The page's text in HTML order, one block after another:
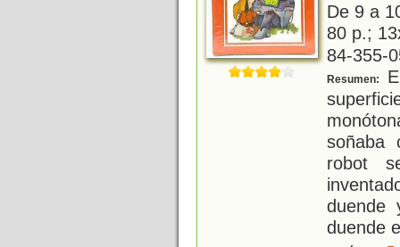
De 9 a
80 p.;
84-355-
Resumen:
soñaba
robot
duende
duende